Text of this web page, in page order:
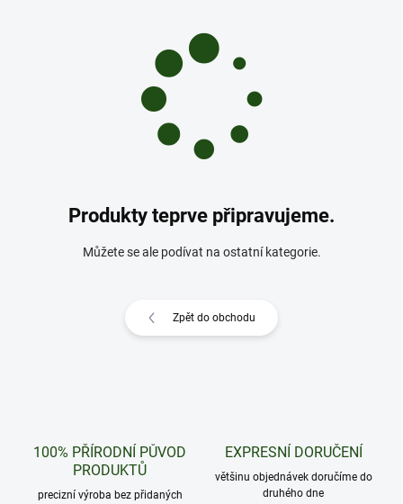
Produkty teprve připravujeme.
Můžete se ale podívat na ostatní kategorie.
Zpět do obchodu
100% PŘÍRODNÍ PŮVOD
PRODUKTŮ
precizní výroba bez přidaných
EXPRESNÍ DORUČENÍ
většinu objednávek doručíme do
druhého dne